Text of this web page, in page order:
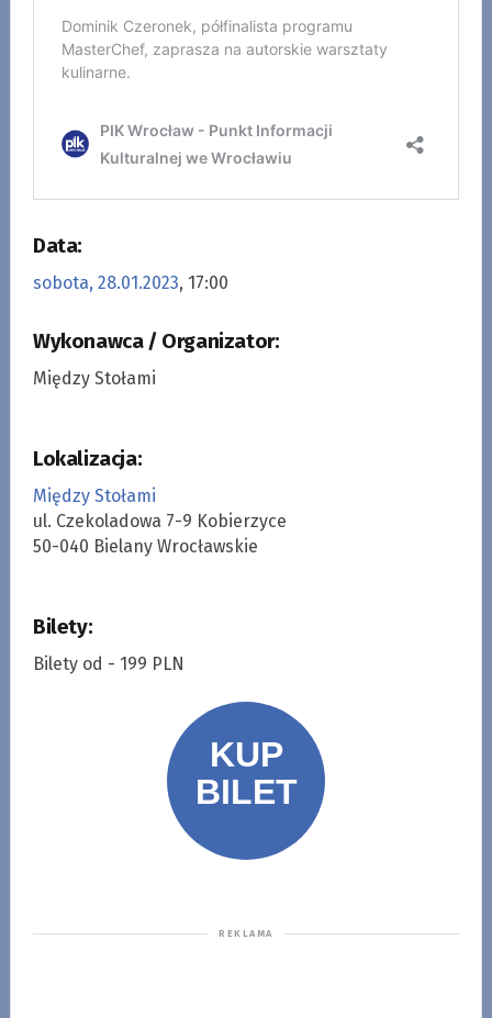
Data:
sobota, 28.01.2023, 17:00
Wykonawca / Organizator:
Między Stołami
Lokalizacja:
Między Stołami
ul. Czekoladowa 7-9 Kobierzyce
50-040 Bielany Wrocławskie
Bilety:
Bilety od - 199 PLN